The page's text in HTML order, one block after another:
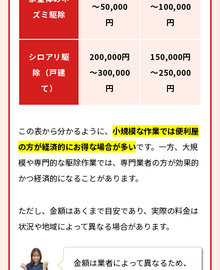
ズミ駆除
～50,000
円
～100,000
円
シロアリ駆
除（戸建
て）
200,000円
～300,000
円
150,000円
～250,000
円
この表から分かるように、小規模な作業では便利屋
の方が経済的にお得な場合が多いです。一方、大規
模や専門的な駆除作業では、専門業者の方が効果的
かつ経済的になることがあります。
ただし、金額はあくまで目安であり、実際の料金は
状況や地域によって異なる場合があります。
金額は業者によって異なるため、